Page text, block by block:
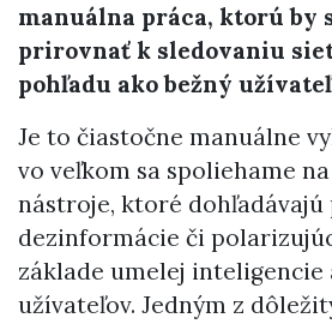
manuálna práca, ktorú by
prirovnať k sledovaniu
pohľadu ako bežný
Je to čiastočne manuálne
vo veľkom sa spoliehame
nástroje, ktoré dohľadávajú
dezinformácie či
základe umelej inteligencie
užívateľov. Jedným z